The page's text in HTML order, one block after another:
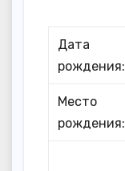
Дата
рождения:
Место
рождения: